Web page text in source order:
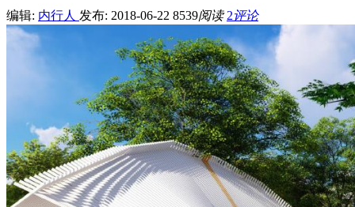
编辑: 内行人 发布: 2018-06-22 8539阅读 2评论